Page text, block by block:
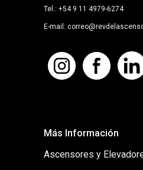
Tel.: +54 9 11 4979-6274
E-mail:
Más Información
Ascensores y